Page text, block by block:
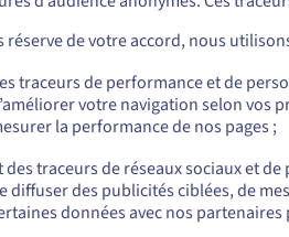
Règles de gestion
réserve de votre accord, nous
traceurs de performance et de
votre navigation selon vos
la performance de nos pages ;
des traceurs de réseaux sociaux et
diffuser des publicités ciblées, de
données avec nos